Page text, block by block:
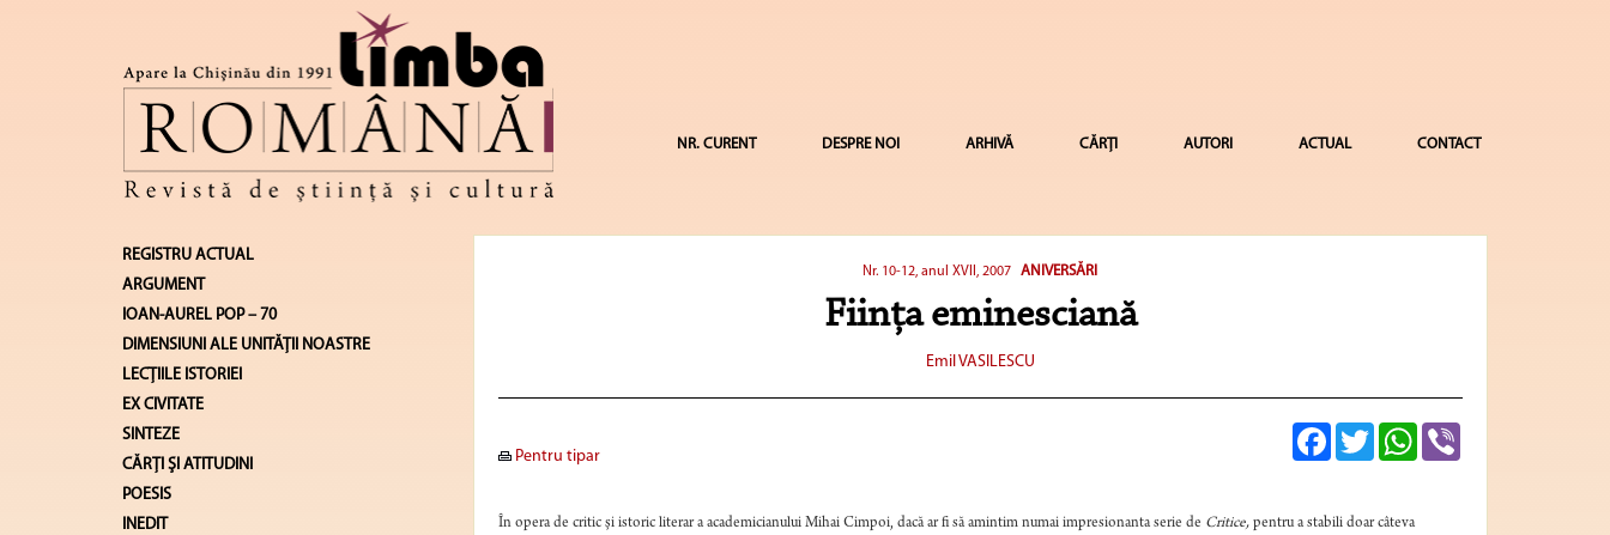
NR. CURENT DESPRE NOI ARHIVĂ CĂRȚI AUTORI ACTUAL CONTACT
REGISTRU ACTUAL
ARGUMENT
IOAN-AUREL POP – 70
DIMENSIUNI ALE UNITĂŢII NOASTRE
LECŢIILE ISTORIEI
EX CIVITATE
SINTEZE
CĂRŢI ŞI ATITUDINI
POESIS
INEDIT
Nr. 10-12, anul XVII, 2007 ANIVERSĂRI
Fiinţa eminesciană
Emil VASILESCU
Pentru tipar
FacebookTwitterWhatsApp
În opera de critic şi istoric literar a academicianului Mihai Cimpoi, dacă ar fi să amintim numai impresionanta serie de Critice, pentru a stabili doar câteva